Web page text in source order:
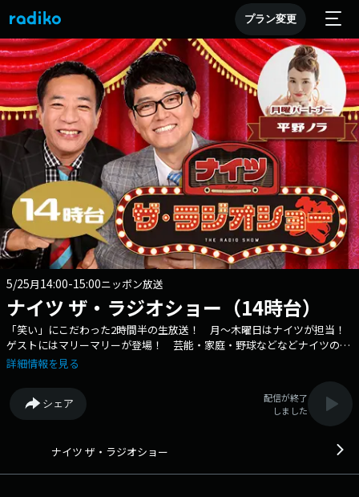
プラン変更
5/25月14:00-15:00ニッポン放送
ナイツ ザ・ラジオショー（14時台）
「笑い」にこだわった2時間半の生放送！ 月～木曜日はナイツが担当！
ゲストにはマリーマリーが登場！ 芸能・家庭・野球などなどナイツのト
ークと、「笑い」にこだわったネタコーナーをお届けします！ Xアカウ
け！ ▼13:40頃：曜日替わりのネタコーナー、月曜日は「漫才協会ニュ
ース」 漫才協会にまつわるニュースやタレコミをお待ちしておりま
す！ ▼14:00～：ゲストと一緒に笑いをお届けする「ザ・ゲストショ
悩みの種を、どんどん話して見える化することでどうやって備えればいい
詳細情報を見る
シェア
配信が終了
しました
ナイツ ザ・ラジオショー